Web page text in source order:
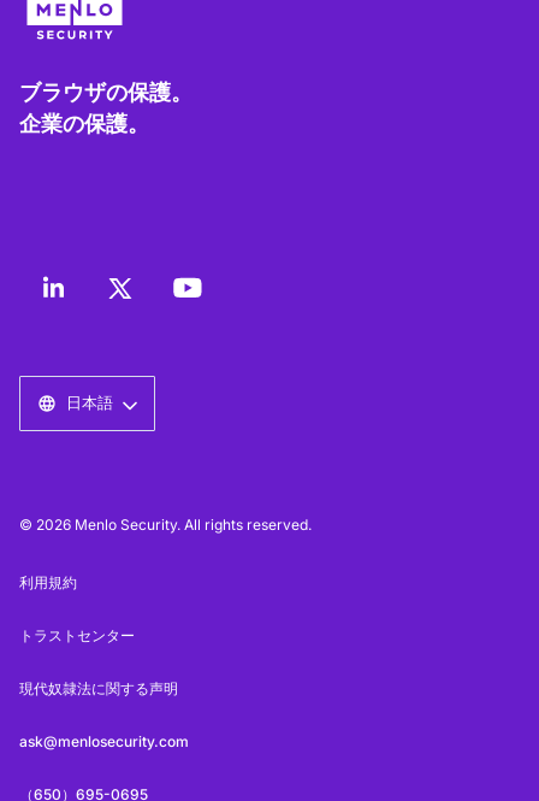
ブラウザの保護。
企業の保護。
日本語
© 2026 Menlo Security. All rights reserved.
利用規約
トラストセンター
現代奴隷法に関する声明
ask@menlosecurity.com
（650）695-0695